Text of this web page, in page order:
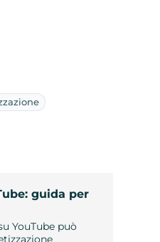
guida per
YouTube può